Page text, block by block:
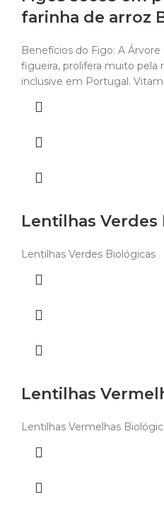
farinha de arroz
Benefícios do Figo: A Árvore
figueira, prolifera muito pela
inclusive em Portugal.
Lentilhas Verdes
Lentilhas Verdes Biológicas
Lentilhas
Lentilhas Vermelhas